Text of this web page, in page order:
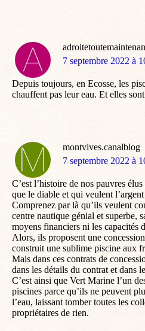
dit
7 septembre 2022 à
Depuis toujours, en Ecosse, les
chauffent pas leur eau. Et elles
montvives.canalblog
dit
7 septembre 2022 à
C’est l’histoire de nos pauvres
que le diable et qui veulent
Comprenez par là qu’ils veulent
centre nautique génial et superbe,
moyens financiers ni les capacités
Alors, ils proposent une
construit une sublime piscine aux
Mais dans ces contrats de
dans les détails du contrat et dans
C’est ainsi que Vert Marine l’un
piscines parce qu’ils ne peuvent
l’eau, laissant tomber toutes les
propriétaires de rien.